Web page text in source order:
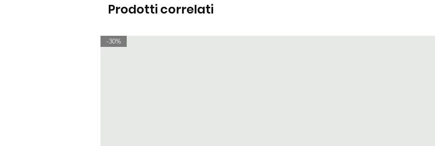
Prodotti correlati
-30%